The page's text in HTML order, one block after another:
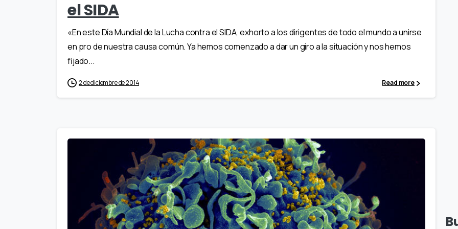
el SIDA
«En este Día Mundial de la Lucha contra el SIDA, exhorto a los dirigentes de todo el mundo a unirse
en pro de nuestra causa común. Ya hemos comenzado a dar un giro a la situación y nos hemos
fijado...
2 de diciembre de 2014 Read more